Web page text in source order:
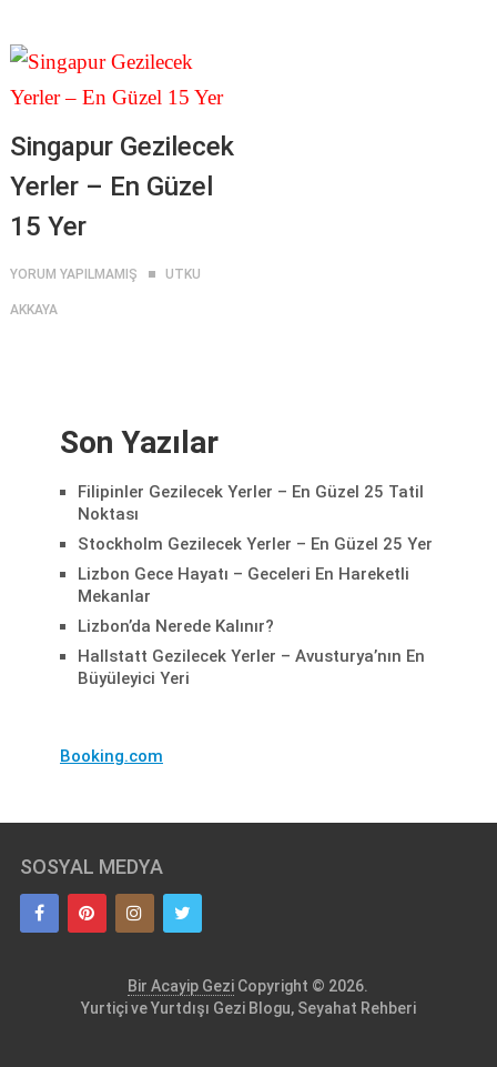
Singapur Gezilecek
Yerler – En Güzel
15 Yer
YORUM YAPILMAMIŞ UTKU
AKKAYA
Son Yazılar
Filipinler Gezilecek Yerler – En Güzel 25 Tatil
Noktası
Stockholm Gezilecek Yerler – En Güzel 25 Yer
Lizbon Gece Hayatı – Geceleri En Hareketli
Mekanlar
Lizbon’da Nerede Kalınır?
Hallstatt Gezilecek Yerler – Avusturya’nın En
Büyüleyici Yeri
Booking.com
SOSYAL MEDYA
Bir Acayip Gezi Copyright © 2026.
Yurtiçi ve Yurtdışı Gezi Blogu, Seyahat Rehberi